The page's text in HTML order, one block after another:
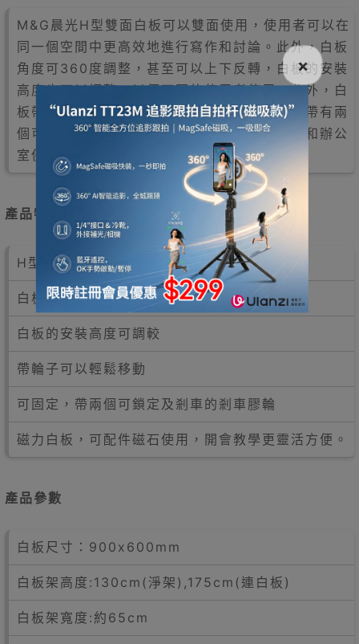
M&G晨光H型雙面白板可以雙面使用，使用者可以在
同一個空間中更高效地進行寫作和討論。此外，白板
角度可360度調整，甚至可以上下反轉，白板的安裝
高度也可以調整，以便不同的使用者使用。此外，白
板帶有輪子，可以輕鬆移動，並且可以固定，帶有兩
個可鎖定和剎車的剎車膠輪，適合教學、活動和辦公
室使用。
產品特點
H型雙面白板，可以雙面使用
白板角度360°可調(上下反轉)
白板的安裝高度可調較
帶輪子可以輕鬆移動
可固定，帶兩個可鎖定及剎車的剎車膠輪
磁力白板，可配件磁石使用，開會教學更靈活方便。
產品參數
白板尺寸：900x600mm
白板架高度:130cm(淨架),175cm(連白板)
白板架寬度:約65cm
×